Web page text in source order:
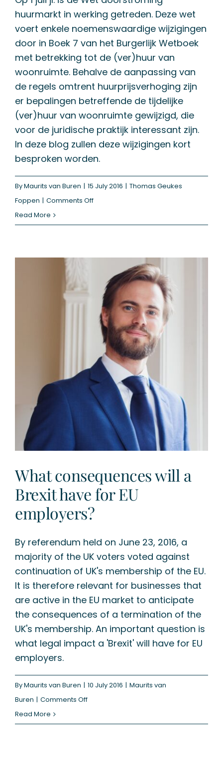
huurmarkt in werking getreden. Deze wet
voert enkele noemenswaardige wijzigingen
door in Boek 7 van het Burgerlijk Wetboek
met betrekking tot de (ver)huur van
woonruimte. Behalve de aanpassing van
de regels omtrent huurprijsverhoging zijn
er bepalingen betreffende de tijdelijke
(ver)huur van woonruimte gewijzigd, die
voor de juridische praktijk interessant zijn.
In deze blog zullen deze wijzigingen kort
besproken worden.
ByMaurits van Buren | 15 July 2016 | Thomas Geukes
Foppen | Comments Offon
verhuur
2016
Read More
What consequences will a
Brexit have for EU
employers?
By referendum held on June 23, 2016, a
majority of the UK voters voted against
continuation of UK's membership of the EU.
It is therefore relevant for businesses that
are active in the EU market to anticipate
the consequences of a termination of the
UK's membership. An important question is
what legal impact a 'Brexit' will have for EU
employers.
ByMaurits van Buren | 10 July 2016 | Maurits van
Buren | Comments Offon
Read More